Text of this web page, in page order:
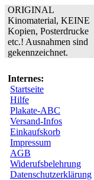
ORIGINAL
Kinomaterial, KEINE
Kopien, Posterdrucke
etc.! Ausnahmen sind
gekennzeichnet.
Internes:
Startseite
Hilfe
Plakate-ABC
Versand-Infos
Einkaufskorb
Impressum
AGB
Widerufsbelehrung
Datenschutzerklärung